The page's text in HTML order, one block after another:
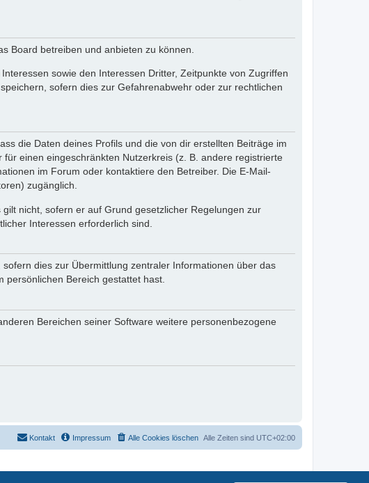
Board betreiben und anbieten zu können.
sowie den Interessen Dritter, Zeitpunkte von Zugriffen
sofern dies zur Gefahrenabwehr oder zur rechtlichen
die Daten deines Profils und die von dir erstellten Beiträge im
einen eingeschränkten Nutzerkreis (z. B. andere registrierte
im Forum oder kontaktiere den Betreiber. Die E-Mail-
zugänglich.
nicht, sofern er auf Grund gesetzlicher Regelungen zur
Interessen erforderlich sind.
dies zur Übermittlung zentraler Informationen über das
persönlichen Bereich gestattet hast.
Bereichen seiner Software weitere personenbezogene
Alle Zeiten sind UTC+02:00
Alle Cookies löschen
Impressum
Kontakt